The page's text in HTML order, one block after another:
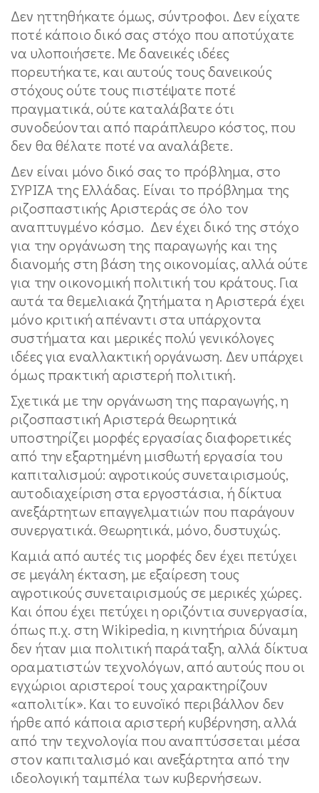
Δεν ηττηθήκατε όμως, σύντροφοι. Δεν είχατε
ποτέ κάποιο δικό σας στόχο που αποτύχατε
να υλοποιήσετε. Με δανεικές ιδέες
πορευτήκατε, και αυτούς τους δανεικούς
στόχους ούτε τους πιστέψατε ποτέ
πραγματικά, ούτε καταλάβατε ότι
συνοδεύονται από παράπλευρο κόστος, που
δεν θα θέλατε ποτέ να αναλάβετε.
Δεν είναι μόνο δικό σας το πρόβλημα, στο
ΣΥΡΙΖΑ της Ελλάδας. Είναι το πρόβλημα της
ριζοσπαστικής Αριστεράς σε όλο τον
αναπτυγμένο κόσμο. Δεν έχει δικό της στόχο
για την οργάνωση της παραγωγής και της
διανομής στη βάση της οικονομίας, αλλά ούτε
για την οικονομική πολιτική του κράτους. Για
αυτά τα θεμελιακά ζητήματα η Αριστερά έχει
μόνο κριτική απέναντι στα υπάρχοντα
συστήματα και μερικές πολύ γενικόλογες
ιδέες για εναλλακτική οργάνωση. Δεν υπάρχει
όμως πρακτική αριστερή πολιτική.
Σχετικά με την οργάνωση της παραγωγής, η
ριζοσπαστική Αριστερά θεωρητικά
υποστηρίζει μορφές εργασίας διαφορετικές
από την εξαρτημένη μισθωτή εργασία του
καπιταλισμού: αγροτικούς συνεταιρισμούς,
αυτοδιαχείριση στα εργοστάσια, ή δίκτυα
ανεξάρτητων επαγγελματιών που παράγουν
συνεργατικά. Θεωρητικά, μόνο, δυστυχώς.
Καμιά από αυτές τις μορφές δεν έχει πετύχει
σε μεγάλη έκταση, με εξαίρεση τους
αγροτικούς συνεταιρισμούς σε μερικές χώρες.
Και όπου έχει πετύχει η οριζόντια συνεργασία,
όπως π.χ. στη Wikipedia, η κινητήρια δύναμη
δεν ήταν μια πολιτική παράταξη, αλλά δίκτυα
οραματιστών τεχνολόγων, από αυτούς που οι
εγχώριοι αριστεροί τους χαρακτηρίζουν
«απολιτίκ». Και το ευνοϊκό περιβάλλον δεν
ήρθε από κάποια αριστερή κυβέρνηση, αλλά
από την τεχνολογία που αναπτύσσεται μέσα
στον καπιταλισμό και ανεξάρτητα από την
ιδεολογική ταμπέλα των κυβερνήσεων.